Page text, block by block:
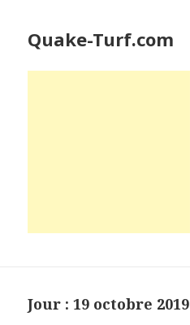
Quake-Turf.com
Jour : 19 octobre 2019